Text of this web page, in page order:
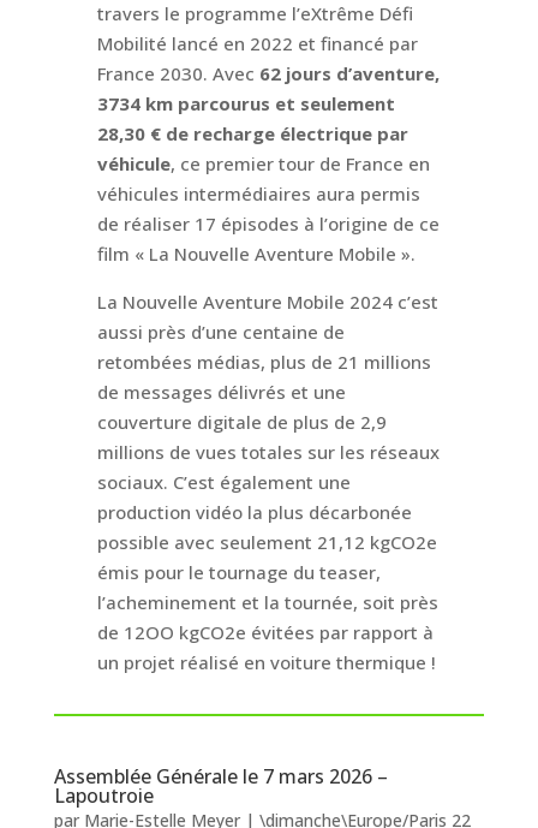
travers le programme l’eXtrême Défi
Mobilité lancé en 2022 et financé par
France 2030. Avec 62 jours d’aventure,
3734 km parcourus et seulement
28,30 € de recharge électrique par
véhicule, ce premier tour de France en
véhicules intermédiaires aura permis
de réaliser 17 épisodes à l’origine de ce
film « La Nouvelle Aventure Mobile ».
La Nouvelle Aventure Mobile 2024 c’est
aussi près d’une centaine de
retombées médias, plus de 21 millions
de messages délivrés et une
couverture digitale de plus de 2,9
millions de vues totales sur les réseaux
sociaux. C’est également une
production vidéo la plus décarbonée
possible avec seulement 21,12 kgCO2e
émis pour le tournage du teaser,
l’acheminement et la tournée, soit près
de 12OO kgCO2e évitées par rapport à
un projet réalisé en voiture thermique !
Assemblée Générale le 7 mars 2026 –
Lapoutroie
par Marie-Estelle Meyer| \dimanche\Europe/Paris 22